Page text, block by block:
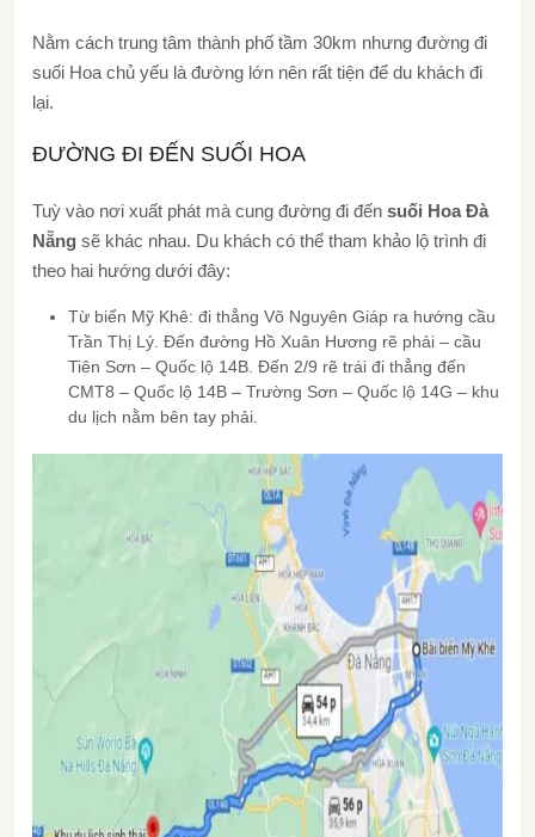
Nằm cách trung tâm thành phố tầm 30km nhưng đường đi
suối Hoa chủ yếu là đường lớn nên rất tiện để du khách đi
lại.
ĐƯỜNG ĐI ĐẾN SUỐI HOA
Tuỳ vào nơi xuất phát mà cung đường đi đến suối Hoa Đà
Nẵng sẽ khác nhau. Du khách có thể tham khảo lộ trình đi
theo hai hướng dưới đây:
Từ biển Mỹ Khê: đi thẳng Võ Nguyên Giáp ra hướng cầu
Trần Thị Lý. Đến đường Hồ Xuân Hương rẽ phải – cầu
Tiên Sơn – Quốc lộ 14B. Đến 2/9 rẽ trái đi thẳng đến
CMT8 – Quốc lộ 14B – Trường Sơn – Quốc lộ 14G – khu
du lịch nằm bên tay phải.